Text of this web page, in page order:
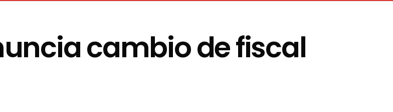
cambio de fiscal